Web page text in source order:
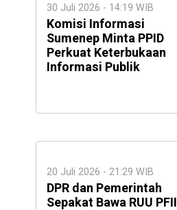
30 Juli 2026 - 14:19 WIB
Komisi Informasi
Sumenep Minta PPID
Perkuat Keterbukaan
Informasi Publik
20 Juli 2026 - 21:29 WIB
DPR dan Pemerintah
Sepakat Bawa RUU PFII